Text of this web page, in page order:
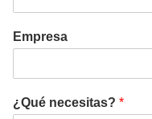
Empresa
¿Qué necesitas? *